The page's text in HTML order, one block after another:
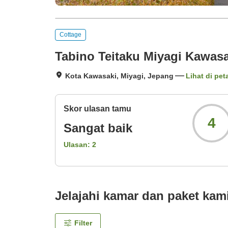
Cottage
Tabino Teitaku Miyagi
Kota Kawasaki, Miyagi, Jepang Lihat di
Skor ulasan tamu
Sangat baik
Ulasan: 2
4
Jelajahi kamar dan paket
Filter